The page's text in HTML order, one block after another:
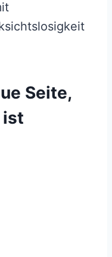
Seite,
ist